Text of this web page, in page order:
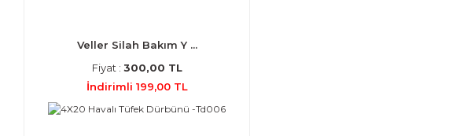
Veller Silah Bakım Y ...
Fiyat : 300,00 TL
İndirimli 199,00 TL